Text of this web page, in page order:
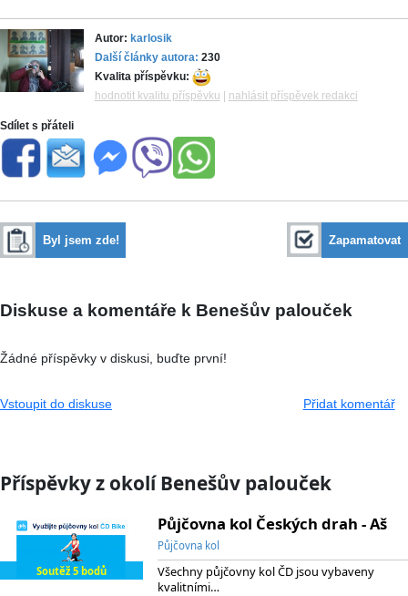
Autor: karlosik
Další články autora: 230
Kvalita příspěvku:
hodnotit kvalitu příspěvku
nahlásit příspěvek redakci
Sdílet s přáteli
Byl jsem zde! Zapamatovat
Diskuse a komentáře k Benešův palouček
Žádné příspěvky v diskusi, buďte první!
Vstoupit do diskuse Přidat komentář
Příspěvky z okolí Benešův palouček
Soutěž 5 bodů
Půjčovna kol Českých drah - Aš
Půjčovna kol
Všechny půjčovny kol ČD jsou vybaveny
kvalitními…